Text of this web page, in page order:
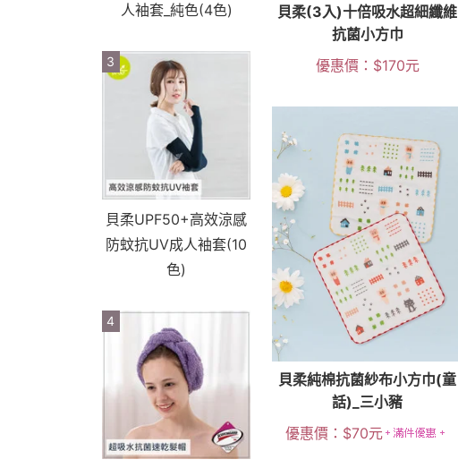
人袖套_純色(4色)
3
貝柔UPF50+高效涼感
防蚊抗UV成人袖套(10
色)
4
貝柔(3入)十倍吸水超細纖維
抗菌小方巾
優惠價： $170元
貝柔純棉抗菌紗布小方巾(童
話)_三小豬
優惠價： $70元